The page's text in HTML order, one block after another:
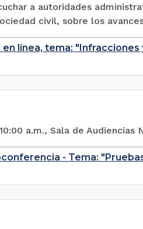
a autoridades
civil, sobre los
línea, tema:
a.m., Sala de
- Tema: